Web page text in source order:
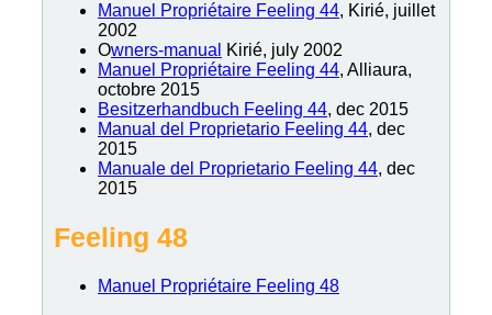
Manuel Propriétaire Feeling 44, Kirié, juillet
2002
Owners-manual
Kirié, july 2002
Manuel Propriétaire Feeling 44, Alliaura,
octobre 2015
Besitzerhandbuch Feeling 44, dec 2015
Manual del Proprietario Feeling 44, dec
2015
Manuale del Proprietario Feeling 44, dec
2015
Feeling 48
Manuel Propriétaire Feeling 48